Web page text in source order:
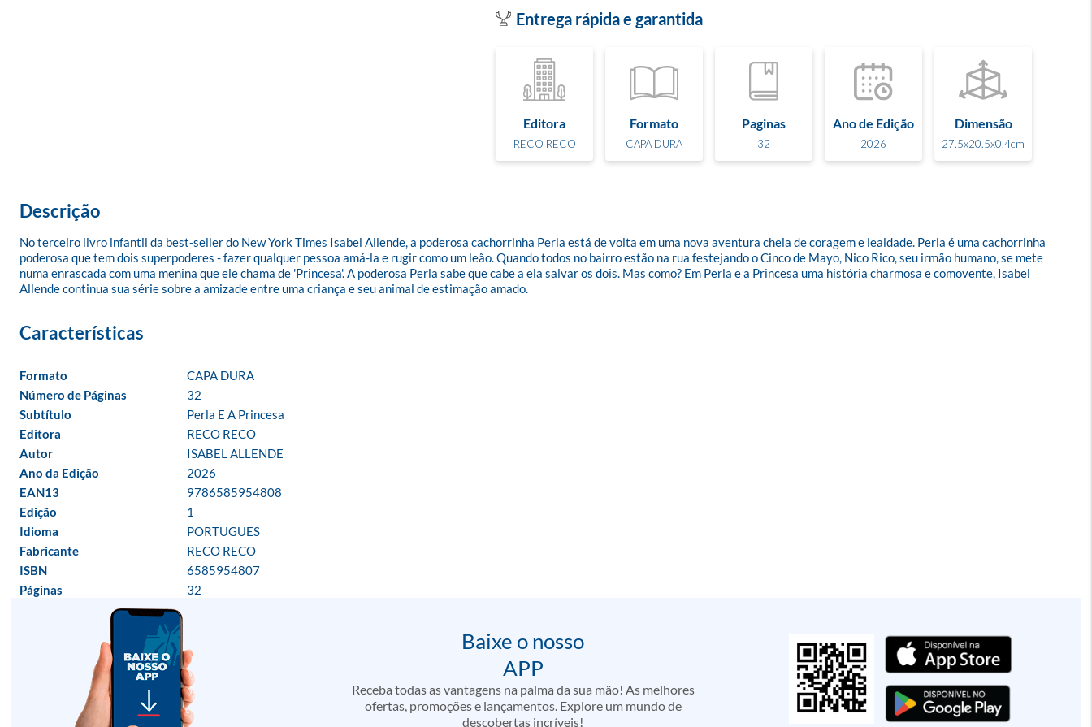
Entrega rápida e garantida
Editora
RECO RECO
Formato
CAPA DURA
Paginas
32
Ano de Edição
2026
Dimensão
27.5x20.5x0.4cm
Descrição
No terceiro livro infantil da best-seller do New York Times Isabel Allende, a poderosa cachorrinha Perla está de volta em uma nova aventura cheia de coragem e lealdade. Perla é uma cachorrinha
poderosa que tem dois superpoderes - fazer qualquer pessoa amá-la e rugir como um leão. Quando todos no bairro estão na rua festejando o Cinco de Mayo, Nico Rico, seu irmão humano, se mete
numa enrascada com uma menina que ele chama de 'Princesa'. A poderosa Perla sabe que cabe a ela salvar os dois. Mas como? Em Perla e a Princesa uma história charmosa e comovente, Isabel
Allende continua sua série sobre a amizade entre uma criança e seu animal de estimação amado.
Formato
CAPA DURA
Número de Páginas
32
Subtítulo
Perla E A Princesa
Editora
RECO RECO
Autor
ISABEL ALLENDE
Ano da Edição
2026
EAN13
9786585954808
Edição
1
Idioma
PORTUGUES
Fabricante
RECO RECO
ISBN
6585954807
Páginas
32
Baixe o nosso
APP
Receba todas as vantagens na palma da sua mão! As melhores
ofertas, promoções e lançamentos. Explore um mundo de
descobertas incríveis!